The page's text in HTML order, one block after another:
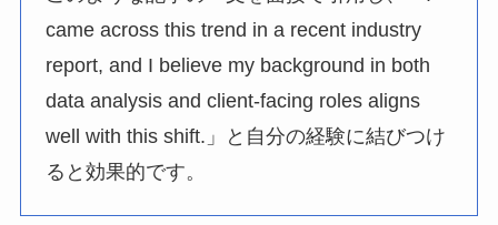
came across this trend in a recent industry
report, and I believe my background in both
data analysis and client-facing roles aligns
well with this shift.」と自分の経験に結びつけ
ると効果的です。